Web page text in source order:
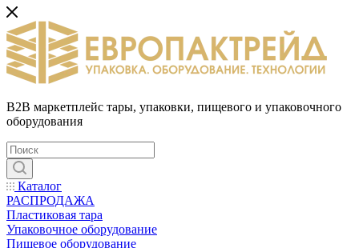
B2B маркетплейс тары, упаковки, пищевого и упаковочного
оборудования
Каталог
РАСПРОДАЖА
Пластиковая тара
Упаковочное оборудование
Пищевое оборудование